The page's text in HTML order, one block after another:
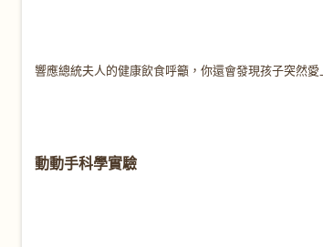
響應總統夫人的健康飲食呼籲，你還會發現孩子突然愛
動動手科學實驗